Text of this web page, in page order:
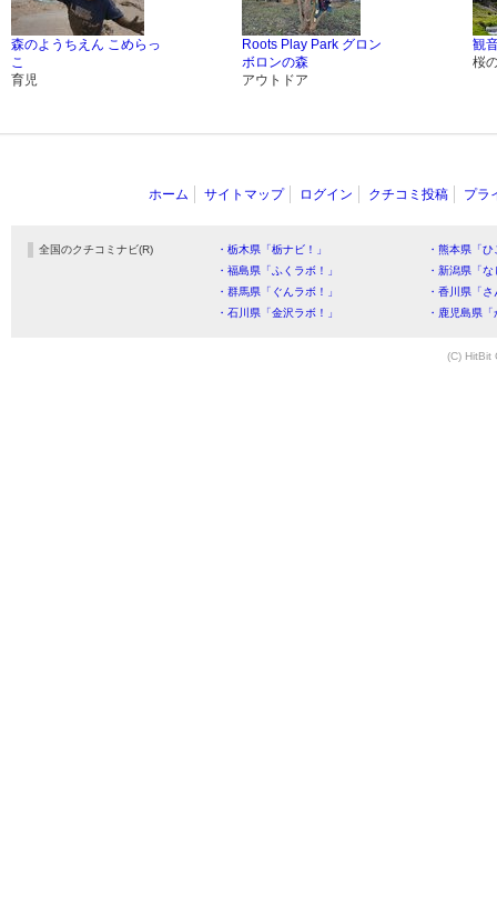
森のようちえん こめらっ
こ
育児
Roots Play Park グロン
ボロンの森
アウトドア
観
桜
ホーム サイトマップ ログイン クチコミ投稿 プラ
全国のクチコミナビ(R) ・栃木県「栃ナビ！」
・熊本県「
・福島県「ふくラボ！」
・新潟県「
・群馬県「ぐんラボ！」
・香川県「
・石川県「金沢ラボ！」
・鹿児島県
(C) HitBit